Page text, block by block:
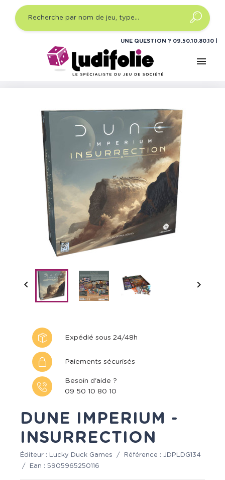
UNE QUESTION ? 09.50.10.80.10
menu
Jeux de société
Jeux de plateau expert
Dune Imperium - Insurrection
 
Expédié sous 24/48h
Paiements sécurisés
Besoin d'aide ?
09 50 10 80 10
DUNE IMPERIUM -
INSURRECTION
Éditeur : Lucky Duck Games / Référence : JDPLDG134
/
Ean : 5905965250116